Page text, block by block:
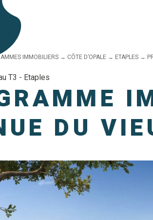
IMMOBILIERS → CÔTE D’OPALE → ETAPLES →
T3 - Etaples
DU